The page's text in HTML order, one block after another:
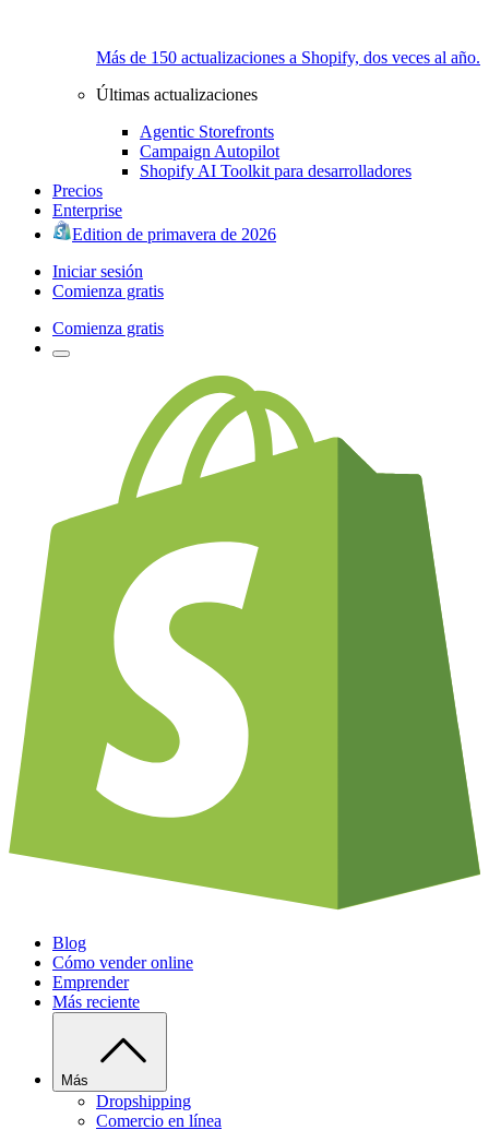
Más de 150 actualizaciones a Shopify, dos veces al año.
Últimas actualizaciones
Agentic Storefronts
Campaign Autopilot
Shopify AI Toolkit para desarrolladores
Precios
Enterprise
Edition de primavera de 2026
Iniciar sesión
Comienza gratis
Comienza gratis
Blog
Cómo vender online
Emprender
Más reciente
Más
Dropshipping
Comercio en línea